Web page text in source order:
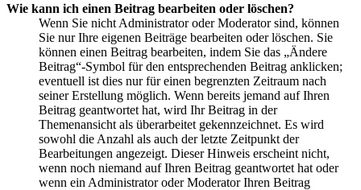
Wie kann ich einen Beitrag bearbeiten oder löschen?
Wenn Sie nicht Administrator oder Moderator sind, können
Sie nur Ihre eigenen Beiträge bearbeiten oder löschen. Sie
können einen Beitrag bearbeiten, indem Sie das „Ändere
Beitrag“-Symbol für den entsprechenden Beitrag anklicken;
eventuell ist dies nur für einen begrenzten Zeitraum nach
seiner Erstellung möglich. Wenn bereits jemand auf Ihren
Beitrag geantwortet hat, wird Ihr Beitrag in der
Themenansicht als überarbeitet gekennzeichnet. Es wird
sowohl die Anzahl als auch der letzte Zeitpunkt der
Bearbeitungen angezeigt. Dieser Hinweis erscheint nicht,
wenn noch niemand auf Ihren Beitrag geantwortet hat oder
wenn ein Administrator oder Moderator Ihren Beitrag